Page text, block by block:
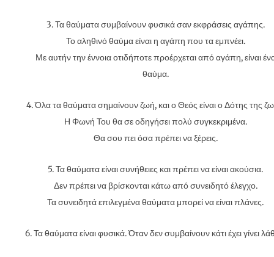
3. Τα θαύματα συμβαίνουν φυσικά σαν εκφράσεις αγάπης.
Το αληθινό θαύμα είναι η αγάπη που τα εμπνέει.
Με αυτήν την έννοια οτιδήποτε προέρχεται από αγάπη, είναι
θαύμα.
4. Όλα τα θαύματα σημαίνουν ζωή, και ο Θεός είναι ο Δότης της
Η Φωνή Του θα σε οδηγήσει πολύ συγκεκριμένα.
Θα σου πει όσα πρέπει να ξέρεις.
5. Τα θαύματα είναι συνήθειες και πρέπει να είναι ακούσια.
Δεν πρέπει να βρίσκονται κάτω από συνειδητό έλεγχο.
Τα συνειδητά επιλεγμένα θαύματα μπορεί να είναι πλάνες.
6. Τα θαύματα είναι φυσικά. Όταν δεν συμβαίνουν κάτι έχει γίνει